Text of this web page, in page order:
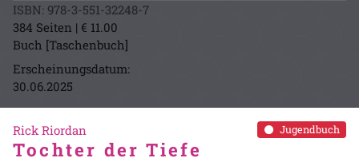
ISBN: 978-3-551-32248-7
384 Seiten | € 11.00
Buch [Taschenbuch]
Erscheinungsdatum:
30.06.2025
Jugendbuch
Rick Riordan
Tochter der Tiefe